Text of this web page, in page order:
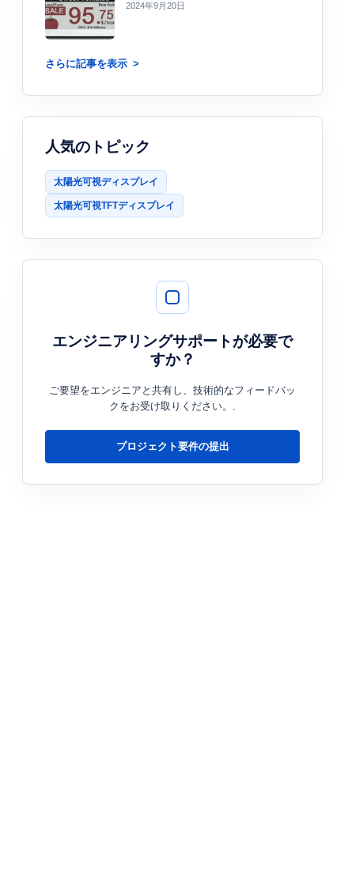
保存温度
2024年9月20日
さらに記事を表示
人気のトピック
太陽光可視ディスプレイ
太陽光可視TFTディスプレイ
エンジニアリングサポートが必要で
すか？
ご要望をエンジニアと共有し、技術的なフィードバッ
クをお受け取りください。.
プロジェクト要件の提出